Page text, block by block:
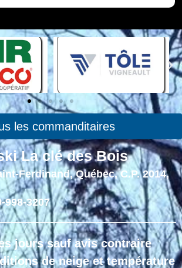
les commanditaires
La clé des Bois
Ferdinand, Québec, C.P. 2014,
998-3207
jours sauf avis contraire
de neige et température